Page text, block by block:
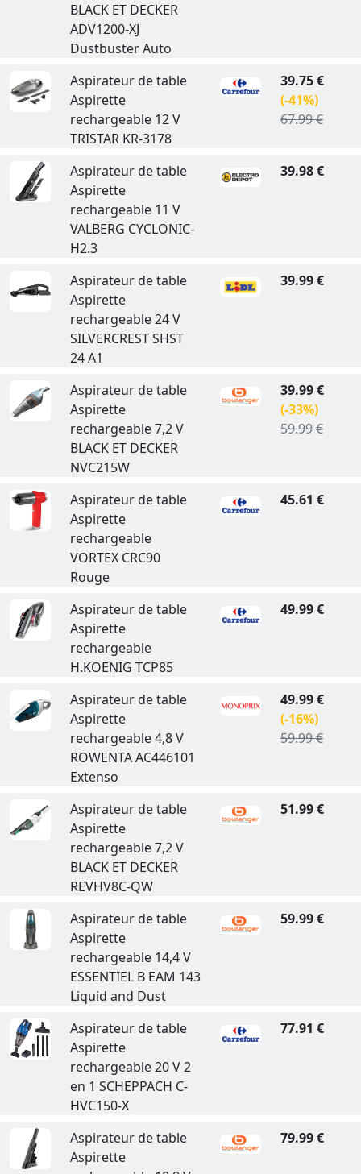
BLACK ET DECKER
ADV1200-XJ
Dustbuster Auto
Aspirateur de table
Aspirette
rechargeable 12 V
TRISTAR KR-3178
39.75 €
(-41%)
67.99 €
Aspirateur de table
Aspirette
rechargeable 11 V
VALBERG CYCLONIC-
H2.3
39.98 €
Aspirateur de table
Aspirette
rechargeable 24 V
SILVERCREST SHST
24 A1
39.99 €
Aspirateur de table
Aspirette
rechargeable 7,2 V
BLACK ET DECKER
NVC215W
39.99 €
(-33%)
59.99 €
Aspirateur de table
Aspirette
rechargeable
VORTEX CRC90
Rouge
45.61 €
Aspirateur de table
Aspirette
rechargeable
H.KOENIG TCP85
49.99 €
Aspirateur de table
Aspirette
rechargeable 4,8 V
ROWENTA AC446101
Extenso
49.99 €
(-16%)
59.99 €
Aspirateur de table
Aspirette
rechargeable 7,2 V
BLACK ET DECKER
REVHV8C-QW
51.99 €
Aspirateur de table
Aspirette
rechargeable 14,4 V
ESSENTIEL B EAM 143
Liquid and Dust
59.99 €
Aspirateur de table
Aspirette
rechargeable 20 V 2
en 1 SCHEPPACH C-
HVC150-X
77.91 €
Aspirateur de table
Aspirette
79.99 €